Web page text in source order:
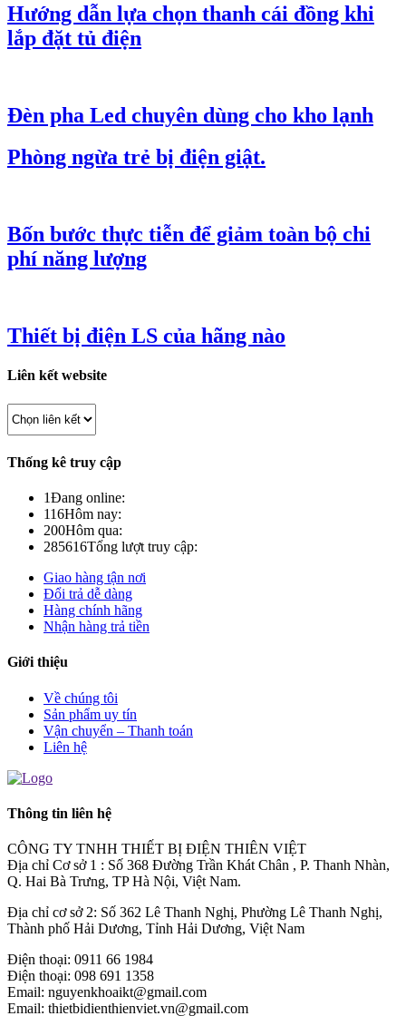
Hướng dẫn lựa chọn thanh cái đồng khi
lắp đặt tủ điện
Đèn pha Led chuyên dùng cho kho lạnh
Phòng ngừa trẻ bị điện giật.
Bốn bước thực tiễn để giảm toàn bộ chi
phí năng lượng
Thiết bị điện LS của hãng nào
Liên kết website
Thống kê truy cập
1Đang online:
116Hôm nay:
200Hôm qua:
285616Tổng lượt truy cập:
Giao hàng tận nơi
Đổi trả dễ dàng
Hàng chính hãng
Nhận hàng trả tiền
Giới thiệu
Về chúng tôi
Sản phẩm uy tín
Vận chuyển – Thanh toán
Liên hệ
Thông tin liên hệ
CÔNG TY TNHH THIẾT BỊ ĐIỆN THIÊN VIỆT
Địa chỉ Cơ sở 1 : Số 368 Đường Trần Khát Chân , P. Thanh Nhàn,
Q. Hai Bà Trưng, TP Hà Nội, Việt Nam.
Địa chỉ cơ sở 2: Số 362 Lê Thanh Nghị, Phường Lê Thanh Nghị,
Thành phố Hải Dương, Tỉnh Hải Dương, Việt Nam
Điện thoại: 0911 66 1984
Điện thoại: 098 691 1358
Email: nguyenkhoaikt@gmail.com
Email: thietbidienthienviet.vn@gmail.com